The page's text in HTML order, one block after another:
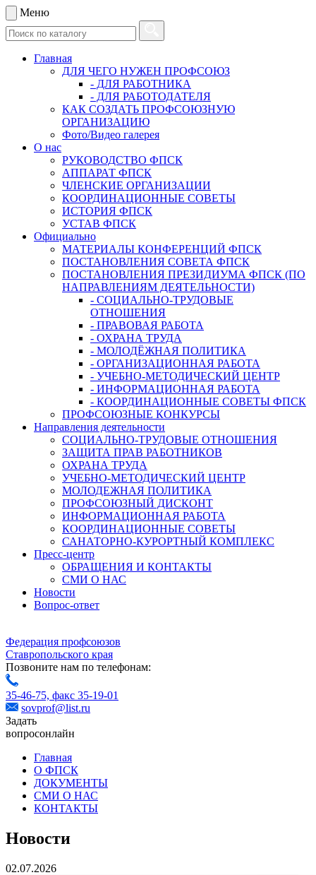
Меню
Главная
ДЛЯ ЧЕГО НУЖЕН ПРОФСОЮЗ
- ДЛЯ РАБОТНИКА
- ДЛЯ РАБОТОДАТЕЛЯ
КАК СОЗДАТЬ ПРОФСОЮЗНУЮ
ОРГАНИЗАЦИЮ
Фото/Видео галерея
О нас
РУКОВОДСТВО ФПСК
АППАРАТ ФПСК
ЧЛЕНСКИЕ ОРГАНИЗАЦИИ
КООРДИНАЦИОННЫЕ СОВЕТЫ
ИСТОРИЯ ФПСК
УСТАВ ФПСК
Официально
МАТЕРИАЛЫ КОНФЕРЕНЦИЙ ФПСК
ПОСТАНОВЛЕНИЯ СОВЕТА ФПСК
ПОСТАНОВЛЕНИЯ ПРЕЗИДИУМА ФПСК (ПО
НАПРАВЛЕНИЯМ ДЕЯТЕЛЬНОСТИ)
- СОЦИАЛЬНО-ТРУДОВЫЕ
ОТНОШЕНИЯ
- ПРАВОВАЯ РАБОТА
- ОХРАНА ТРУДА
- МОЛОДЁЖНАЯ ПОЛИТИКА
- ОРГАНИЗАЦИОННАЯ РАБОТА
- УЧЕБНО-МЕТОДИЧЕСКИЙ ЦЕНТР
- ИНФОРМАЦИОННАЯ РАБОТА
- КООРДИНАЦИОННЫЕ СОВЕТЫ ФПСК
ПРОФСОЮЗНЫЕ КОНКУРСЫ
Направления деятельности
СОЦИАЛЬНО-ТРУДОВЫЕ ОТНОШЕНИЯ
ЗАЩИТА ПРАВ РАБОТНИКОВ
ОХРАНА ТРУДА
УЧЕБНО-МЕТОДИЧЕСКИЙ ЦЕНТР
МОЛОДЕЖНАЯ ПОЛИТИКА
ПРОФСОЮЗНЫЙ ДИСКОНТ
ИНФОРМАЦИОННАЯ РАБОТА
КООРДИНАЦИОННЫЕ СОВЕТЫ
САНАТОРНО-КУРОРТНЫЙ КОМПЛЕКС
Пресс-центр
ОБРАЩЕНИЯ И КОНТАКТЫ
СМИ О НАС
Новости
Вопрос-ответ
Федерация профсоюзов
Ставропольского края
Позвоните нам по телефонам:
35-46-75, факс 35-19-01
sovprof@list.ru
Задать
вопросонлайн
Главная
О ФПСК
ДОКУМЕНТЫ
СМИ О НАС
КОНТАКТЫ
Новости
02.07.2026